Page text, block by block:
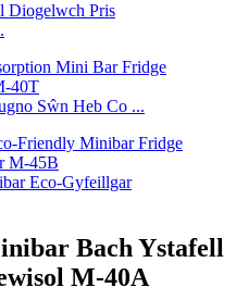
Diogelwch Pris
Sŵn Heb Co ...
Eco-Gyfeillgar
Bach Ystafell
M-40A